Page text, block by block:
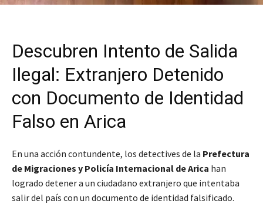
Descubren Intento de Salida
Ilegal: Extranjero Detenido
con Documento de Identidad
Falso en Arica
En una acción contundente, los detectives de la Prefectura
de Migraciones y Policía Internacional de Arica han
logrado detener a un ciudadano extranjero que intentaba
salir del país con un documento de identidad falsificado.